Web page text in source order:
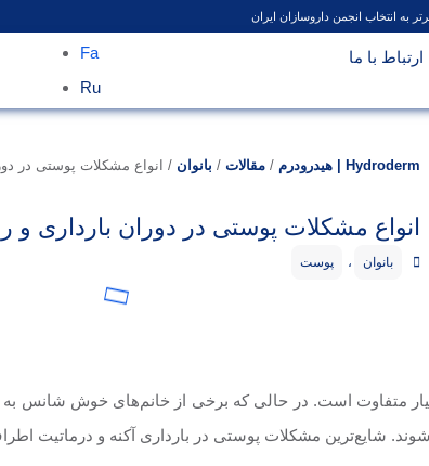
به انتخاب انجمن داروسازان ایران
ارتباط با ما
Fa
Ru
Hydroderm | هیدرودرم / مقالات / بانوان / انواع مشکلات پوستی در
انواع مشکلات پوستی در دوران بارداری و
بانوان ، پوست
متفاوت است. در حالی که برخی از خانم‌های خوش شانس به
شایع‌ترین مشکلات پوستی در بارداری آکنه و درماتیت